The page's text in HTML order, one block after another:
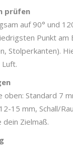
prüfen
auf 90° und
Punkt am
Stolperkanten).
oben: Standard 7
15 mm, Schall/
Zielmaß.